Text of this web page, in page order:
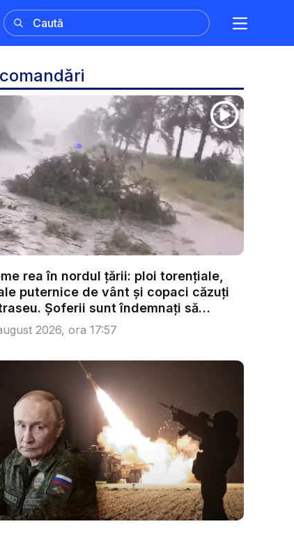
rea în nordul țării: ploi torențiale,
puternice de vânt și copaci căzuți
Șoferii sunt îndemnați să
2026, ora 17:57